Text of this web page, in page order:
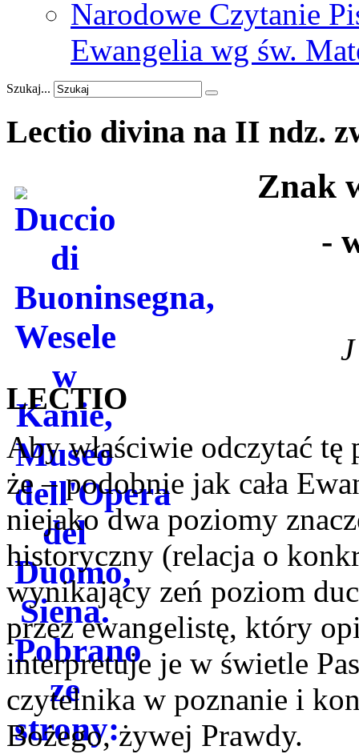
Narodowe Czytanie
Ewangelia wg św.
Szukaj...
Lectio divina na II ndz.
Znak
‑
LECTIO
Aby właściwie odczytać
że – podobnie jak cała
niejako dwa poziomy
historyczny (relacja o
wynikający zeń poziom
przez ewangelistę, który
interpretuje je w świetle
czytelnika w poznanie i
Bożego, żywej Prawdy.